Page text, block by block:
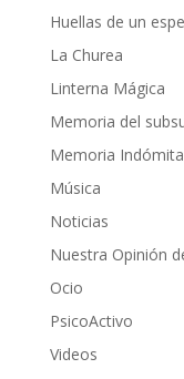
Huellas de un
La Churea
Linterna Mágica
Memoria del
Memoria Indómita
Música
Noticias
Nuestra Opinión
Ocio
PsicoActivo
Videos